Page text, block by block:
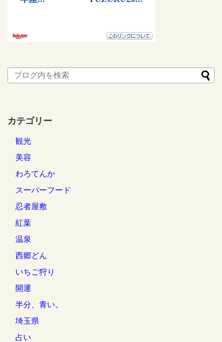
カテゴリー
観光
美容
わろてんか
スーパーフード
忍者屋敷
紅葉
温泉
西郷どん
いちご狩り
開運
半分、青い。
埼玉県
占い